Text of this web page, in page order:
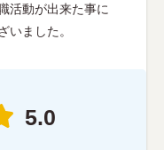
活動が出来た事に
いました。
5.0